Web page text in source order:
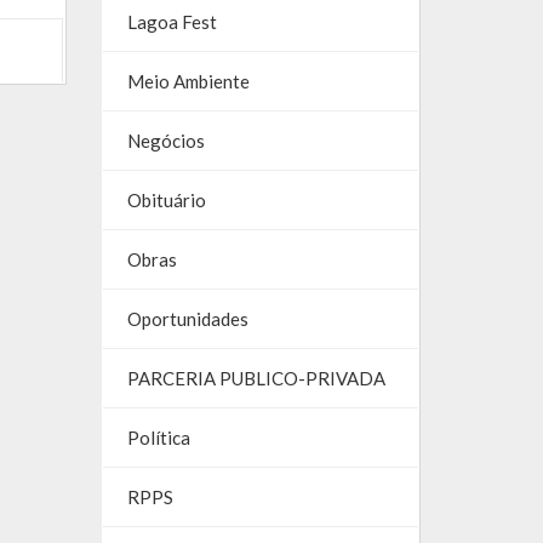
Lagoa Fest
Meio Ambiente
Negócios
Obituário
Obras
Oportunidades
PARCERIA PUBLICO-PRIVADA
Política
RPPS